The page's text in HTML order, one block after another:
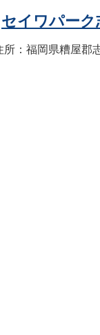
セイワパーク
所：福岡県糟屋郡